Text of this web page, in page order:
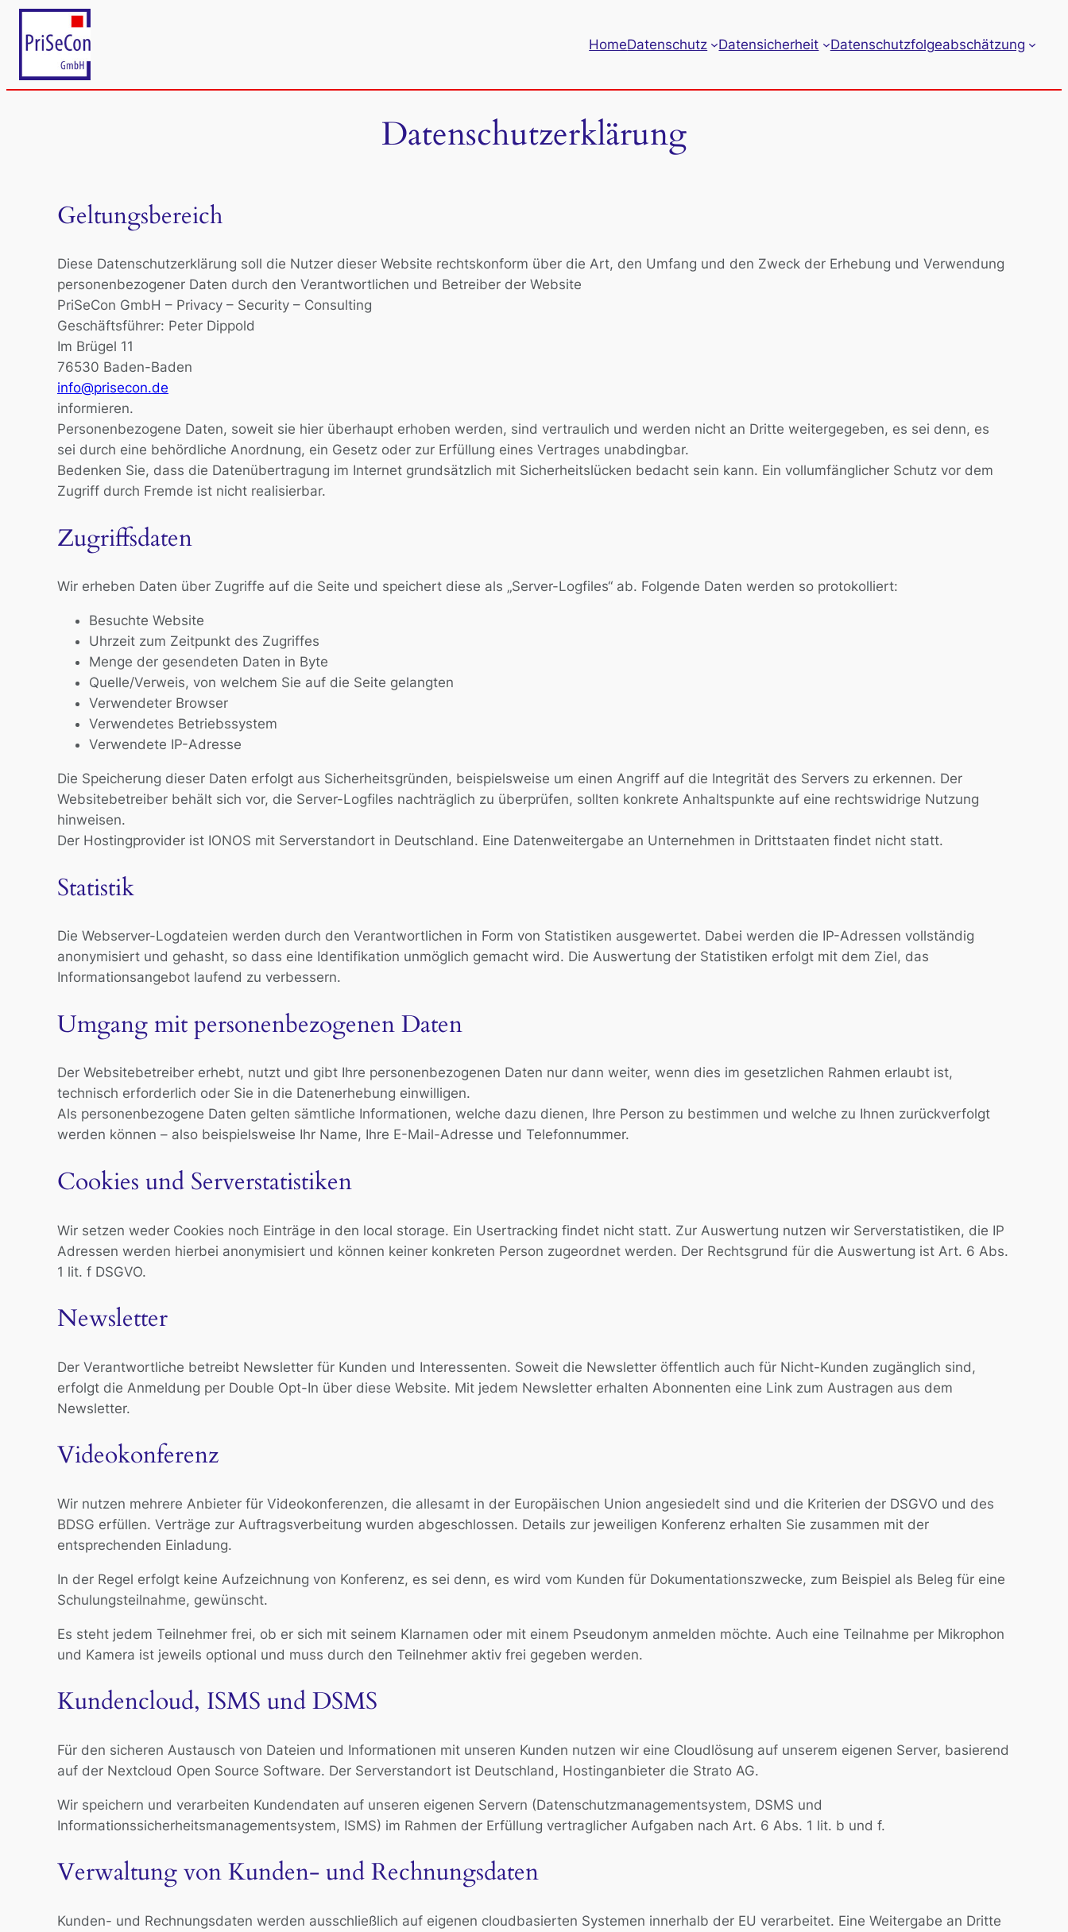
Zum
Inhalt
HomeDatenschutz Datensicherheit Datenschutzfolgeabschätzung
Datenschutzerklärung
Geltungsbereich
Diese Datenschutzerklärung soll die Nutzer dieser Website rechtskonform über die Art, den Umfang und den Zweck der Erhebung und Verwendung
personenbezogener Daten durch den Verantwortlichen und Betreiber der Website
PriSeCon GmbH – Privacy – Security – Consulting
Geschäftsführer: Peter Dippold
Im Brügel 11
76530 Baden-Baden
info@prisecon.de
informieren.
Personenbezogene Daten, soweit sie hier überhaupt erhoben werden, sind vertraulich und werden nicht an Dritte weitergegeben, es sei denn, es
sei durch eine behördliche Anordnung, ein Gesetz oder zur Erfüllung eines Vertrages unabdingbar.
Bedenken Sie, dass die Datenübertragung im Internet grundsätzlich mit Sicherheitslücken bedacht sein kann. Ein vollumfänglicher Schutz vor dem
Zugriff durch Fremde ist nicht realisierbar.
Zugriffsdaten
Wir erheben Daten über Zugriffe auf die Seite und speichert diese als „Server-Logfiles“ ab. Folgende Daten werden so protokolliert:
Besuchte Website
Uhrzeit zum Zeitpunkt des Zugriffes
Menge der gesendeten Daten in Byte
Quelle/Verweis, von welchem Sie auf die Seite gelangten
Verwendeter Browser
Verwendetes Betriebssystem
Verwendete IP-Adresse
Die Speicherung dieser Daten erfolgt aus Sicherheitsgründen, beispielsweise um einen Angriff auf die Integrität des Servers zu erkennen. Der
Websitebetreiber behält sich vor, die Server-Logfiles nachträglich zu überprüfen, sollten konkrete Anhaltspunkte auf eine rechtswidrige Nutzung
hinweisen.
Der Hostingprovider ist IONOS mit Serverstandort in Deutschland. Eine Datenweitergabe an Unternehmen in Drittstaaten findet nicht statt.
Statistik
Die Webserver-Logdateien werden durch den Verantwortlichen in Form von Statistiken ausgewertet. Dabei werden die IP-Adressen vollständig
anonymisiert und gehasht, so dass eine Identifikation unmöglich gemacht wird. Die Auswertung der Statistiken erfolgt mit dem Ziel, das
Informationsangebot laufend zu verbessern.
Umgang mit personenbezogenen Daten
Der Websitebetreiber erhebt, nutzt und gibt Ihre personenbezogenen Daten nur dann weiter, wenn dies im gesetzlichen Rahmen erlaubt ist,
technisch erforderlich oder Sie in die Datenerhebung einwilligen.
Als personenbezogene Daten gelten sämtliche Informationen, welche dazu dienen, Ihre Person zu bestimmen und welche zu Ihnen zurückverfolgt
werden können – also beispielsweise Ihr Name, Ihre E-Mail-Adresse und Telefonnummer.
Cookies und Serverstatistiken
Wir setzen weder Cookies noch Einträge in den local storage. Ein Usertracking findet nicht statt. Zur Auswertung nutzen wir Serverstatistiken, die IP
Adressen werden hierbei anonymisiert und können keiner konkreten Person zugeordnet werden. Der Rechtsgrund für die Auswertung ist Art. 6 Abs.
1 lit. f DSGVO.
Newsletter
Der Verantwortliche betreibt Newsletter für Kunden und Interessenten. Soweit die Newsletter öffentlich auch für Nicht-Kunden zugänglich sind,
erfolgt die Anmeldung per Double Opt-In über diese Website. Mit jedem Newsletter erhalten Abonnenten eine Link zum Austragen aus dem
Newsletter.
Videokonferenz
Wir nutzen mehrere Anbieter für Videokonferenzen, die allesamt in der Europäischen Union angesiedelt sind und die Kriterien der DSGVO und des
BDSG erfüllen. Verträge zur Auftragsverbeitung wurden abgeschlossen. Details zur jeweiligen Konferenz erhalten Sie zusammen mit der
entsprechenden Einladung.
In der Regel erfolgt keine Aufzeichnung von Konferenz, es sei denn, es wird vom Kunden für Dokumentationszwecke, zum Beispiel als Beleg für eine
Schulungsteilnahme, gewünscht.
Es steht jedem Teilnehmer frei, ob er sich mit seinem Klarnamen oder mit einem Pseudonym anmelden möchte. Auch eine Teilnahme per Mikrophon
und Kamera ist jeweils optional und muss durch den Teilnehmer aktiv frei gegeben werden.
Kundencloud, ISMS und DSMS
Für den sicheren Austausch von Dateien und Informationen mit unseren Kunden nutzen wir eine Cloudlösung auf unserem eigenen Server, basierend
auf der Nextcloud Open Source Software. Der Serverstandort ist Deutschland, Hostinganbieter die Strato AG.
Wir speichern und verarbeiten Kundendaten auf unseren eigenen Servern (Datenschutzmanagementsystem, DSMS und
Informationssicherheitsmanagementsystem, ISMS) im Rahmen der Erfüllung vertraglicher Aufgaben nach Art. 6 Abs. 1 lit. b und f.
Verwaltung von Kunden- und Rechnungsdaten
Kunden- und Rechnungsdaten werden ausschließlich auf eigenen cloudbasierten Systemen innerhalb der EU verarbeitet. Eine Weitergabe an Dritte